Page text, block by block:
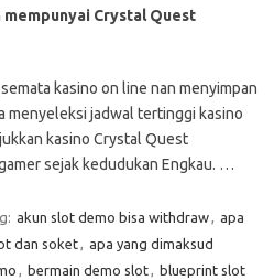
mempunyai Crystal Quest
kasino on line nan menyimpan
menyeleksi jadwal tertinggi kasino
kasino Crystal Quest
sejak kedudukan Engkau. …
akun slot demo bisa withdraw, apa
dan soket, apa yang dimaksud
, bermain demo slot, blueprint slot